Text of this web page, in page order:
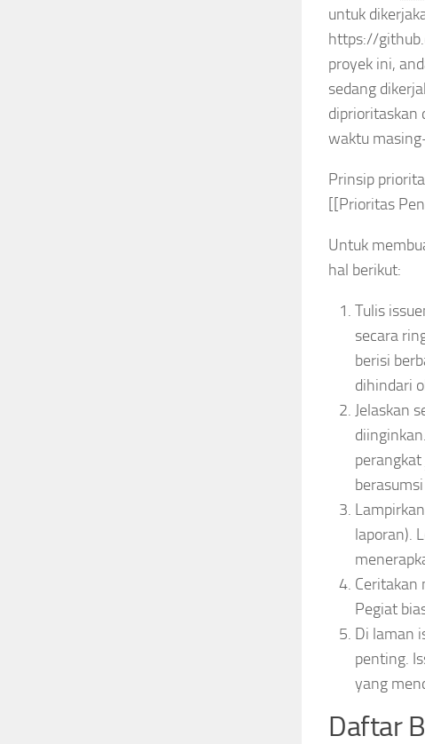
untuk
https://
proyek ini,
sedang
diprioritaskan
waktu
Prinsip
[[Prioritas
Untuk
hal berikut:
Tulis
secara
berisi
dihindari
Jelaskan
perangkat
laporan).
Ceritakan
Pegiat
Di laman
penting.
yang
Daftar